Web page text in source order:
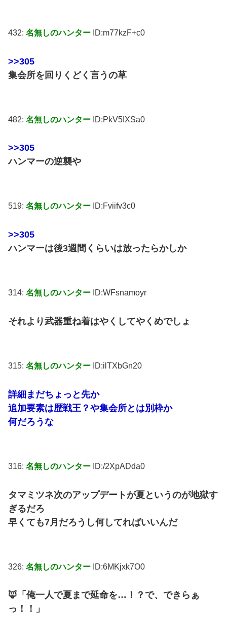
432: 名無しのハンター ID:m77kzF+c0
>>305
集会所を回りくどく言うの草
482: 名無しのハンター ID:PkV5IXSa0
>>305
ハンマーの逆襲や
519: 名無しのハンター ID:Fviifv3c0
>>305
ハンマーは後3週間くらいは放ったらかしか
314: 名無しのハンター ID:WFsnamoyr
それより武器重ね着はやくしてやくめでしょ
315: 名無しのハンター ID:ilTXbGn20
詳細まだちょっと先か
追加要素は歴戦王？や集会所とは別枠か
何だろうな
316: 名無しのハンター ID:/2XpADda0
タマミツネ次のアップデートが夏というのが地獄す
ぎるだろ
早くても7月だろうし何してればいいんだ
326: 名無しのハンター ID:6MKjxk7O0
🦊「俺一人で夏まで延命を…！？で、できらぁ
っ！！」